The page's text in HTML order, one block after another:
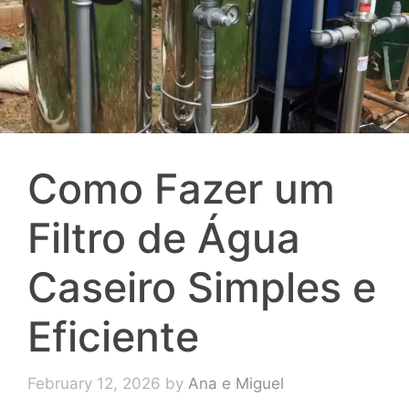
Como Fazer um
Filtro de Água
Caseiro Simples e
Eficiente
February 12, 2026 by Ana e Miguel